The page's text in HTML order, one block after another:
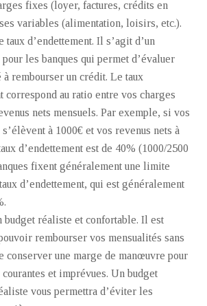
fixes (loyer, factures, crédits en
variables (alimentation, loisirs, etc.).
taux d’endettement. Il s’agit d’un
les banques qui permet d’évaluer
à rembourser un crédit. Le taux
correspond au ratio entre vos charges
nets mensuels. Par exemple, si vos
à 1000€ et vos revenus nets à
d’endettement est de 40% (1000/2500
fixent généralement une limite
d’endettement, qui est généralement
budget réaliste et confortable. Il est
rembourser vos mensualités sans
conserver une marge de manœuvre pour
et imprévues. Un budget
vous permettra d’éviter les